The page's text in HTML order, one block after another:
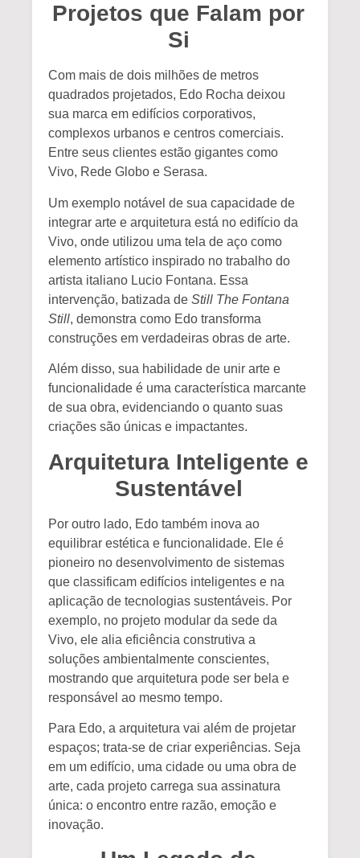
Projetos que Falam por
Si
Com mais de dois milhões de metros
quadrados projetados, Edo Rocha deixou
sua marca em edifícios corporativos,
complexos urbanos e centros comerciais.
Entre seus clientes estão gigantes como
Vivo, Rede Globo e Serasa.
Um exemplo notável de sua capacidade de
integrar arte e arquitetura está no edifício da
Vivo, onde utilizou uma tela de aço como
elemento artístico inspirado no trabalho do
artista italiano Lucio Fontana. Essa
intervenção, batizada de Still The Fontana
Still, demonstra como Edo transforma
construções em verdadeiras obras de arte.
Além disso, sua habilidade de unir arte e
funcionalidade é uma característica marcante
de sua obra, evidenciando o quanto suas
criações são únicas e impactantes.
Arquitetura Inteligente e
Sustentável
Por outro lado, Edo também inova ao
equilibrar estética e funcionalidade. Ele é
pioneiro no desenvolvimento de sistemas
que classificam edifícios inteligentes e na
aplicação de tecnologias sustentáveis. Por
exemplo, no projeto modular da sede da
Vivo, ele alia eficiência construtiva a
soluções ambientalmente conscientes,
mostrando que arquitetura pode ser bela e
responsável ao mesmo tempo.
Para Edo, a arquitetura vai além de projetar
espaços; trata-se de criar experiências. Seja
em um edifício, uma cidade ou uma obra de
arte, cada projeto carrega sua assinatura
única: o encontro entre razão, emoção e
inovação.